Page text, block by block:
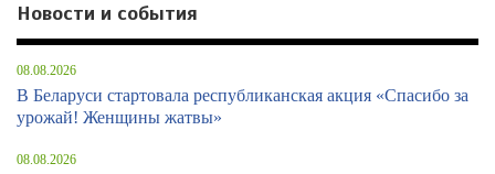
Новости и события
08.08.2026
В Беларуси стартовала республиканская акция «Спасибо за
урожай! Женщины жатвы»
08.08.2026